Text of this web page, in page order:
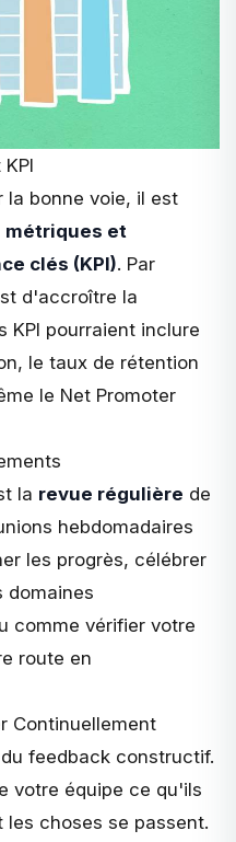
la bonne voie, il est
métriques et
clés (KPI). Par
d'accroître la
KPI pourraient inclure
le taux de rétention
le Net Promoter
la revue régulière de
hebdomadaires
les progrès, célébrer
domaines
comme vérifier votre
route en
Continuellement
feedback constructif.
votre équipe ce qu'ils
choses se passent.